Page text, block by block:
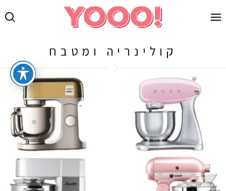
קולינריה ומטבח
LATEST
POSTS